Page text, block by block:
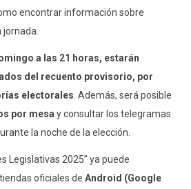
encontrar información sobre
a las 21 horas, estarán
del recuento provisorio, por
electorales . Además, será posible
por mesa y consultar los telegramas
la noche de la elección.
Legislativas 2025” ya puede
oficiales de Android (Google